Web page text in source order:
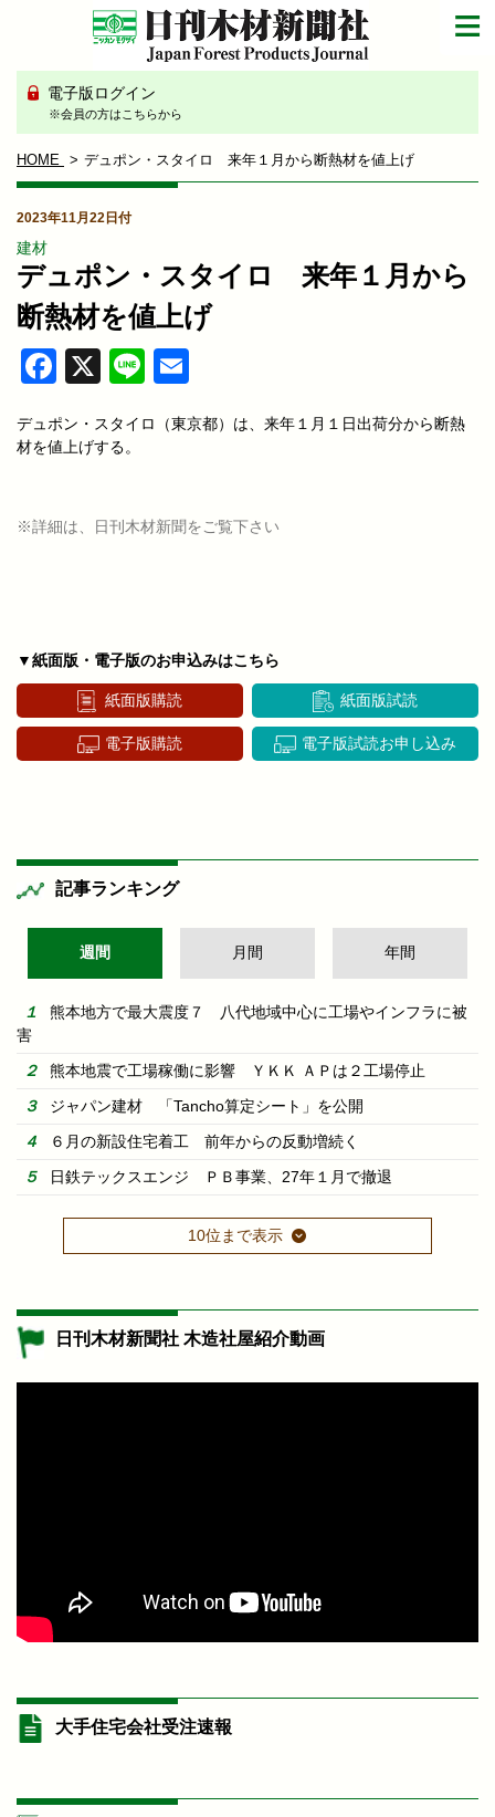
電子版ログイン
※会員の方はこちらから
HOME デュポン・スタイロ 来年１月から断熱材を値上げ
2023年11月22日付
建材
デュポン・スタイロ 来年１月から
断熱材を値上げ
Facebook
X Line
デュポン・スタイロ（東京都）は、来年１月１日出荷分から断熱
材を値上げする。
※詳細は、日刊木材新聞をご覧下さい
▼紙面版・電子版のお申込みはこちら
紙面版購読 紙面版試読
電子版購読 電子版試読お申し込み
記事ランキング
週間 月間 年間
熊本地方で最大震度７ 八代地域中心に工場やインフラに被
害
熊本地震で工場稼働に影響 ＹＫＫ ＡＰは２工場停止
ジャパン建材 「Tancho算定シート」を公開
６月の新設住宅着工 前年からの反動増続く
日鉄テックスエンジ ＰＢ事業、27年１月で撤退
10位まで表示
日刊木材新聞社 木造社屋紹介動画
大手住宅会社受注速報